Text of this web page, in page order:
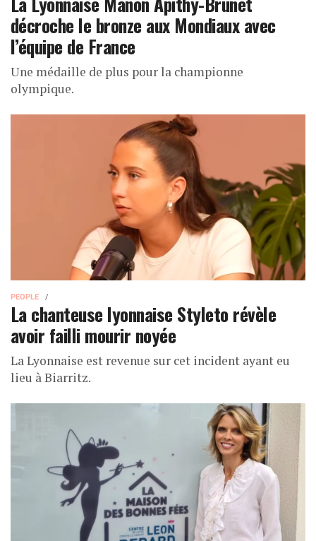
décroche le bronze aux Mondiaux avec
l’équipe de France
Une médaille de plus pour la championne
olympique.
PEOPLE
La chanteuse lyonnaise Styleto révèle
avoir failli mourir noyée
La Lyonnaise est revenue sur cet incident ayant eu
lieu à Biarritz.